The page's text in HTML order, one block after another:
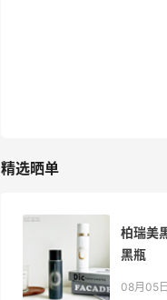
精选晒单
柏瑞美
黑瓶
08月05日